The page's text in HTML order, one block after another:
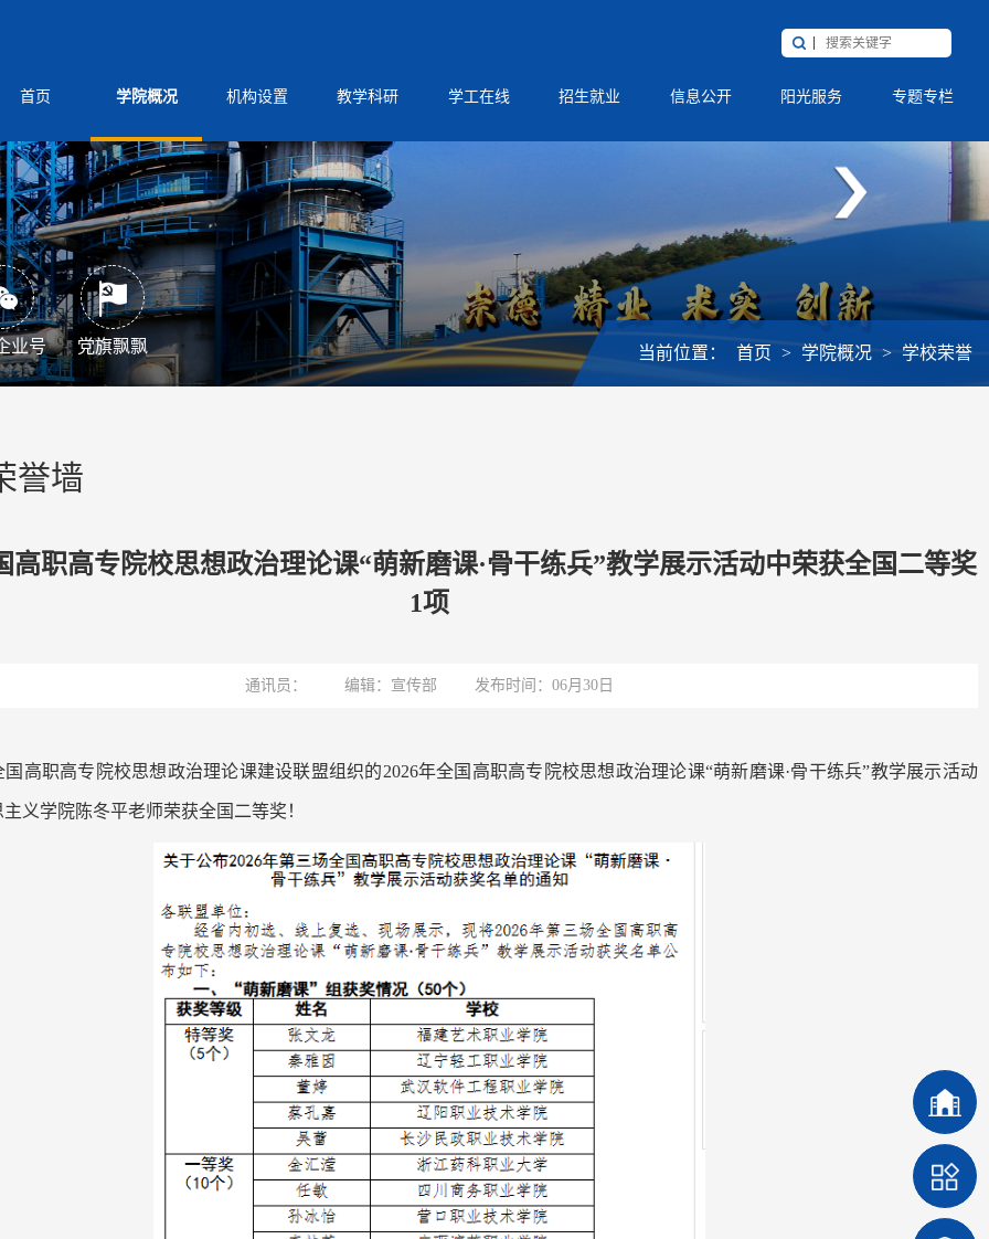
首页 学院概况 机构设置 教学科研 学工在线 招生就业 信息公开 阳光服务 专题专栏
业号 党旗飘飘 当前位置： 首页 > 学院概况 > 学校荣誉
誉墙
高职高专院校思想政治理论课“萌新磨课·骨干练兵”教学展示活动中荣获全国二等奖
1项
通讯员： 编辑：宣传部 发布时间：06月30日
国高职高专院校思想政治理论课建设联盟组织的2026年全国高职高专院校思想政治理论课“萌新磨课·骨干练兵”教学展示活动
义学院陈冬平老师荣获全国二等奖！